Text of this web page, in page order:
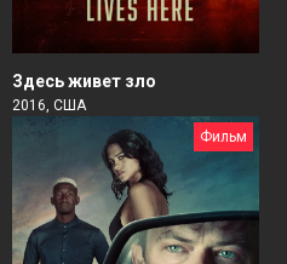
Здесь живет зло
2016, США
Фильм